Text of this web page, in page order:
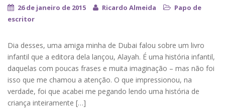
26 de janeiro de 2015 Ricardo Almeida
Papo de
escritor
Dia desses, uma amiga minha de Dubai falou sobre um livro
infantil que a editora dela lançou, Alayah. É uma história infantil,
daquelas com poucas frases e muita imaginação – mas não foi
isso que me chamou a atenção. O que impressionou, na
verdade, foi que acabei me pegando lendo uma história de
criança inteiramente […]